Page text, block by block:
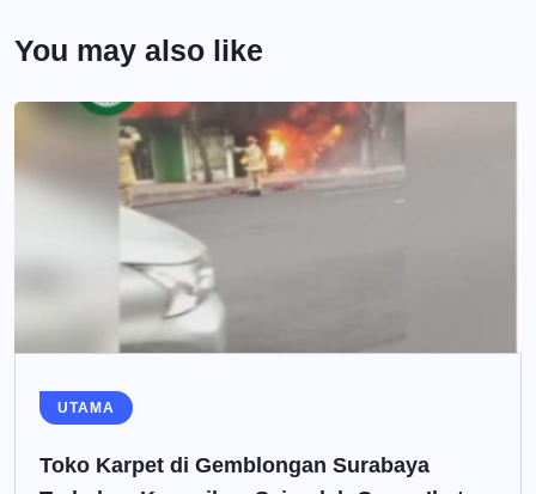
You may also like
UTAMA
Toko Karpet di Gemblongan Surabaya